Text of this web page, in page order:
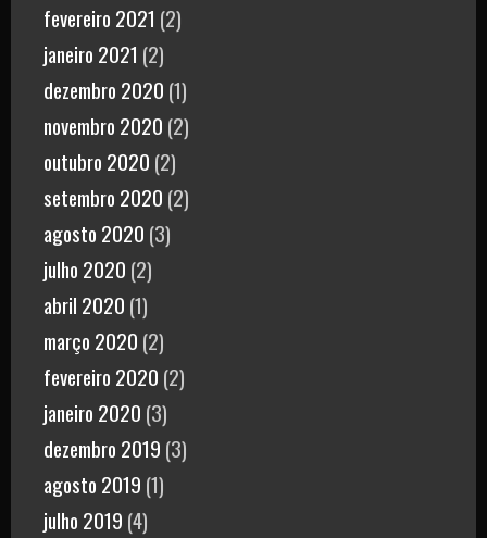
fevereiro 2021 (2)
janeiro 2021 (2)
dezembro 2020 (1)
novembro 2020 (2)
outubro 2020 (2)
setembro 2020 (2)
agosto 2020 (3)
julho 2020 (2)
abril 2020 (1)
março 2020 (2)
fevereiro 2020 (2)
janeiro 2020 (3)
dezembro 2019 (3)
agosto 2019 (1)
julho 2019 (4)